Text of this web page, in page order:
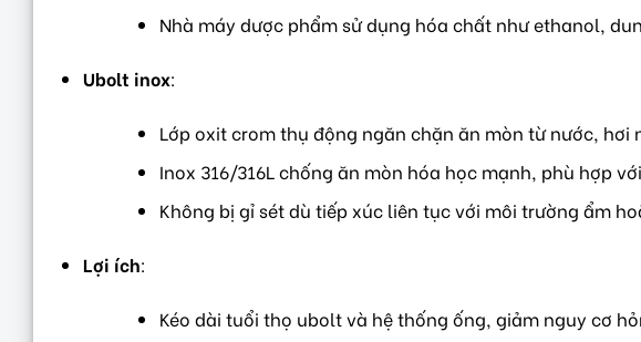
Nhà máy dược phẩm sử dụng hóa chất như ethanol,
Ubolt inox:
Lớp oxit crom thụ động ngăn chặn ăn mòn từ nước, hơi
Inox 316/316L chống ăn mòn hóa học mạnh, phù hợp
Không bị gỉ sét dù tiếp xúc liên tục với môi trường ẩm
Lợi ích:
Kéo dài tuổi thọ ubolt và hệ thống ống, giảm nguy cơ